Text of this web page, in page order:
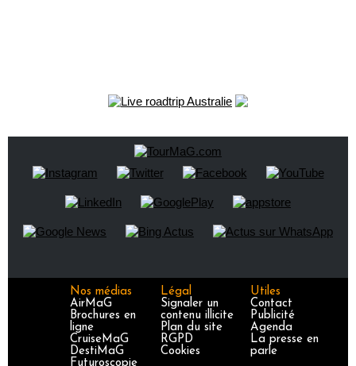
Nos médias
AirMaG
Brochures en
ligne
CruiseMaG
DestiMaG
Futuroscopie
Légal
Signaler un
contenu illicite
Plan du site
RGPD
Cookies
Utiles
Contact
Publicité
Agenda
La presse en
parle